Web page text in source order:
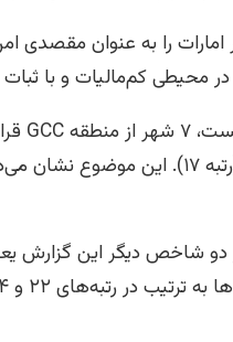
امارات را به عنوان مقصدی
در محیطی کم‌مالیات و با
دو شاخص دیگر این گزارش